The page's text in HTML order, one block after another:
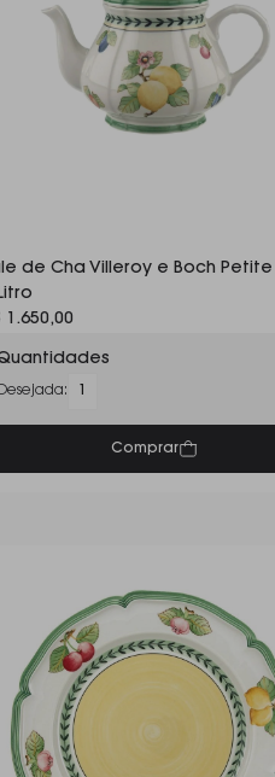
de Cha Villeroy e Boch Petite
1.650,00
1
Comprar